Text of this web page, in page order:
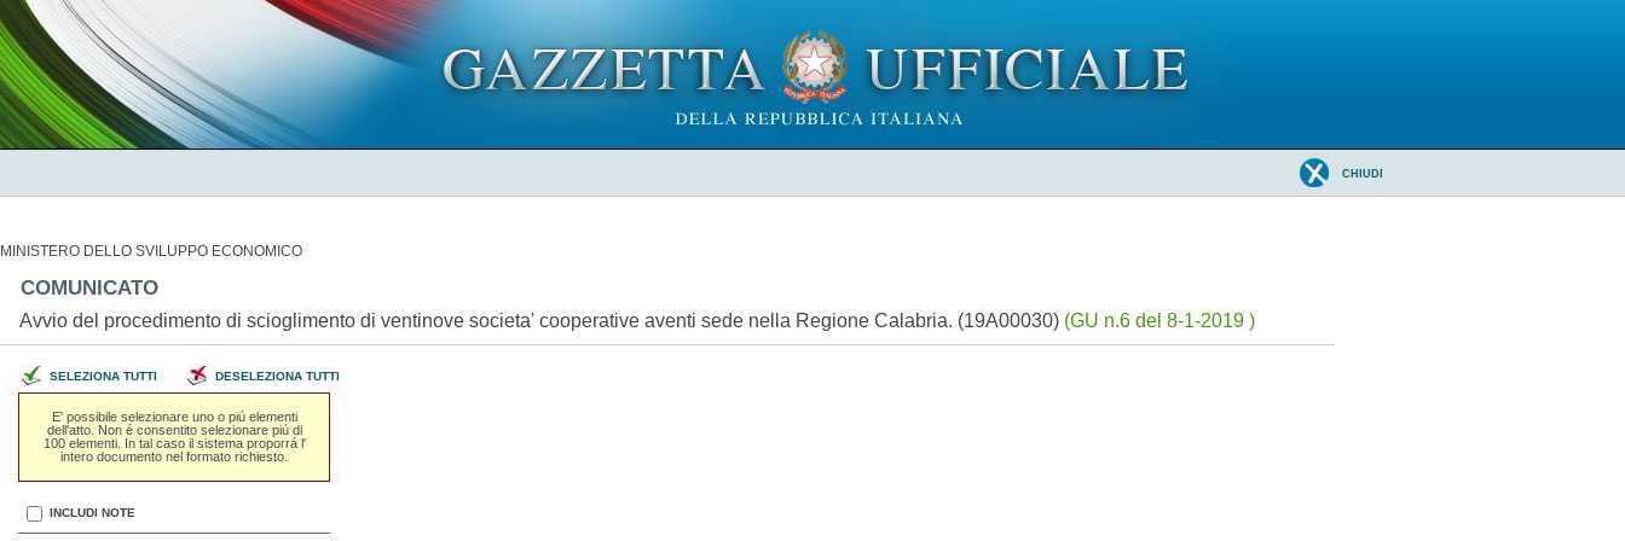
CHIUDI
MINISTERO DELLO SVILUPPO ECONOMICO
COMUNICATO
Avvio del procedimento di scioglimento di ventinove societa' cooperative aventi sede nella Regione Calabria. (19A00030) (GU n.6 del 8-1-2019 )
SELEZIONA TUTTI DESELEZIONA TUTTI
E' possibile selezionare uno o piú elementi
dell'atto. Non é consentito selezionare piú di
100 elementi. In tal caso il sistema proporrá l'
intero documento nel formato richiesto.
INCLUDI NOTE